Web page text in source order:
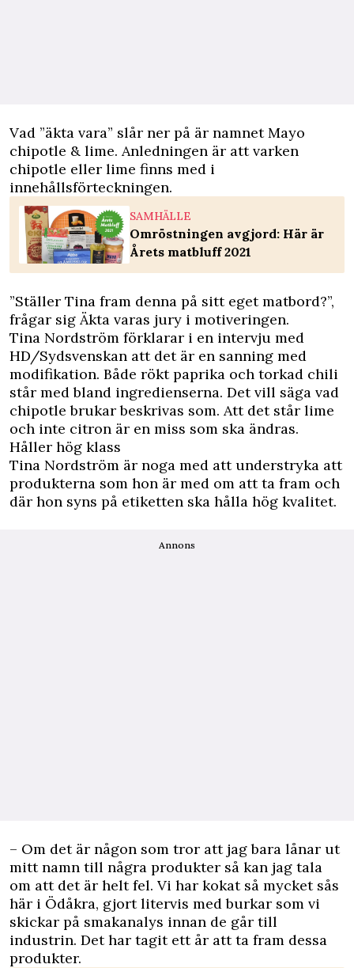
Vad ”äkta vara” slår ner på är namnet Mayo
chipotle & lime. Anledningen är att varken
chipotle eller lime finns med i
innehållsförteckningen.
SAMHÄLLE
Omröstningen avgjord: Här är
Årets matbluff 2021
”Ställer Tina fram denna på sitt eget matbord?”,
frågar sig Äkta varas jury i motiveringen.
Tina Nordström förklarar i en intervju med
HD/Sydsvenskan att det är en sanning med
modifikation. Både rökt paprika och torkad chili
står med bland ingredienserna. Det vill säga vad
chipotle brukar beskrivas som. Att det står lime
och inte citron är en miss som ska ändras.
Håller hög klass
Tina Nordström är noga med att understryka att
produkterna som hon är med om att ta fram och
där hon syns på etiketten ska hålla hög kvalitet.
Annons
– Om det är någon som tror att jag bara lånar ut
mitt namn till några produkter så kan jag tala
om att det är helt fel. Vi har kokat så mycket sås
här i Ödåkra, gjort litervis med burkar som vi
skickar på smakanalys innan de går till
industrin. Det har tagit ett år att ta fram dessa
produkter.